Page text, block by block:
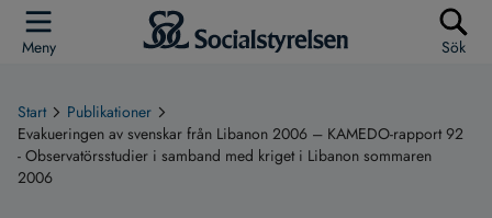
Meny Sök
Start
Publikationer
Evakueringen av svenskar från Libanon 2006 – KAMEDO-rapport 92
- Observatörsstudier i samband med kriget i Libanon sommaren
2006